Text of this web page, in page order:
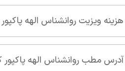
هزینه ویزیت روانشناس الهه پاکپور چقدر
آدرس مطب روانشناس الهه پاکپور کجا است؟